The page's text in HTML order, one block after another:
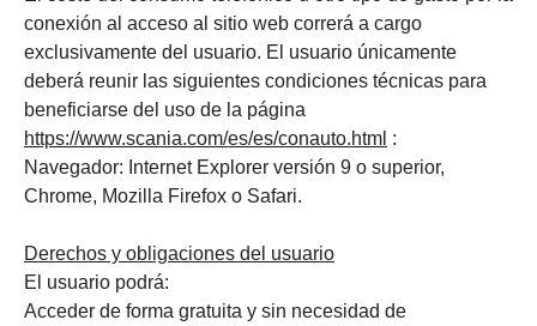
conexión al acceso al sitio web correrá a cargo
exclusivamente del usuario. El usuario únicamente
deberá reunir las siguientes condiciones técnicas para
beneficiarse del uso de la página
https://www.scania.com/es/es/conauto.html :
Navegador: Internet Explorer versión 9 o superior,
Chrome, Mozilla Firefox o Safari.
Derechos y obligaciones del usuario
El usuario podrá:
Acceder de forma gratuita y sin necesidad de